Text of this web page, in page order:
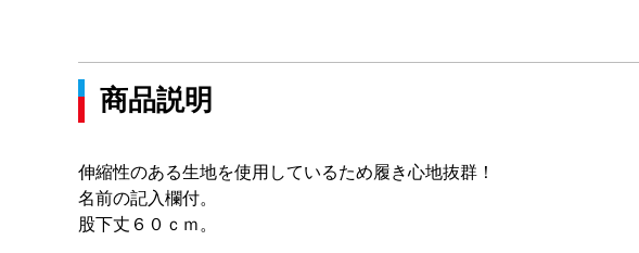
商品説明
伸縮性のある生地を使用しているため履き心地抜群！
名前の記入欄付。
股下丈６０ｃｍ。